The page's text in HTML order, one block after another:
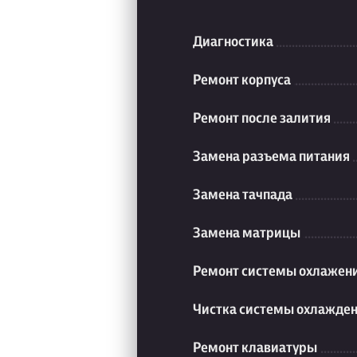
Диагностика
Ремонт корпуса
Ремонт после залития
Замена разъема питания
Замена тачпада
Замена матрицы
Ремонт системы
Чистка системы
Ремонт клавиатуры